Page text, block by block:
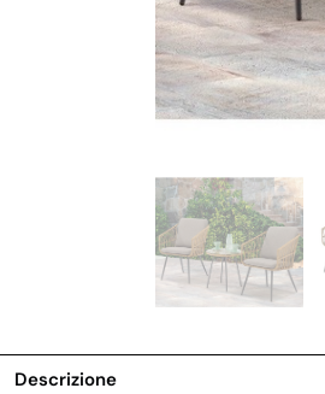
Descrizione